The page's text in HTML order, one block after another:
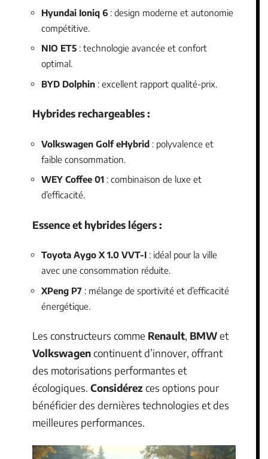
Hyundai Ioniq 6 : design moderne et autonomie
compétitive.
NIO ET5 : technologie avancée et confort
optimal.
BYD Dolphin : excellent rapport qualité-prix.
Hybrides rechargeables :
Volkswagen Golf eHybrid : polyvalence et
faible consommation.
WEY Coffee 01 : combinaison de luxe et
d’efficacité.
Essence et hybrides légers :
Toyota Aygo X 1.0 VVT-I : idéal pour la ville
avec une consommation réduite.
XPeng P7 : mélange de sportivité et d’efficacité
énergétique.
Les constructeurs comme Renault, BMWet
Volkswagencontinuent d’innover, offrant
des motorisations performantes et
écologiques. Considérezces options pour
bénéficier des dernières technologies et des
meilleures performances.